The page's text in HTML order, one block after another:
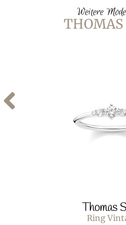
Weitere
THOMAS
Thomas
Ring